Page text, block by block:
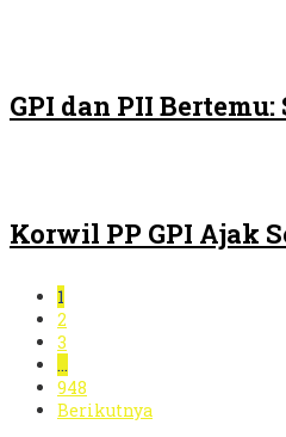
GPI dan PII
Korwil PP GPI Ajak
1
2
3
…
948
Berikutnya